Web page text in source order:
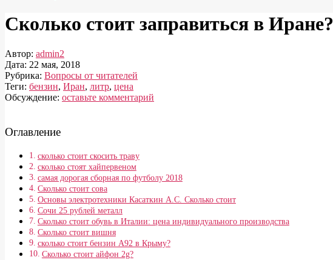
Сколько стоит заправиться в Иране?
Автор: admin2
Дата: 22 мая, 2018
Рубрика: Вопросы от читателей
Теги: бензин, Иран, литр, цена
Обсуждение: оставьте комментарий
Оглавление
сколько стоит скосить траву
сколько стоят хайпервеном
самая дорогая сборная по футболу 2018
Сколько стоит сова
Основы электротехники Касаткин А.С. Сколько стоит
Сочи 25 рублей металл
Сколько стоит обувь в Италии: цена индивидуального производства
Сколько стоит вишня
сколько стоит бензин А92 в Крыму?
Сколько стоит айфон 2g?